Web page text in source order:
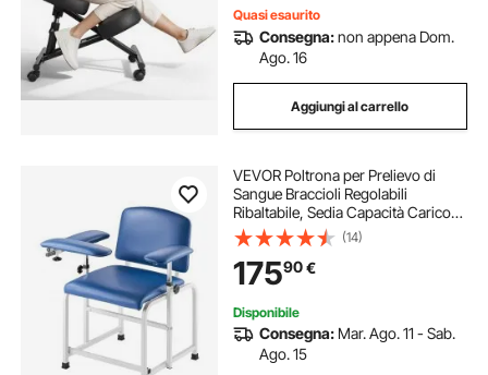
Quasi esaurito
Consegna:non appena Dom.
Ago. 16
Aggiungi al carrello
VEVOR Poltrona per Prelievo di
Sangue Braccioli Regolabili
Ribaltabile, Sedia Capacità Carico
max. 181 kg, Sedia per Flebotomia
per Ospedali, Laboratori Cliniche,
Poltrona per Flebotomia
(14)
17590€
Disponibile
Consegna: Mar. Ago. 11 - Sab.
Ago. 15